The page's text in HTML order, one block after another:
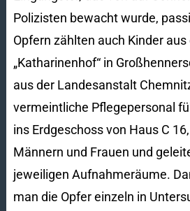
Polizisten bewacht wurde,
Opfern zählten auch Kinder aus
„Katharinenhof“ in
aus der Landesanstalt
vermeintliche Pflegepersonal
ins Erdgeschoss von Haus C
Männern und Frauen und
jeweiligen Aufnahmeräume.
man die Opfer einzeln in